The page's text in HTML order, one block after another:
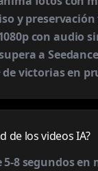
y
con audio
a
de victorias en
de los videos IA?
5-8 segundos en